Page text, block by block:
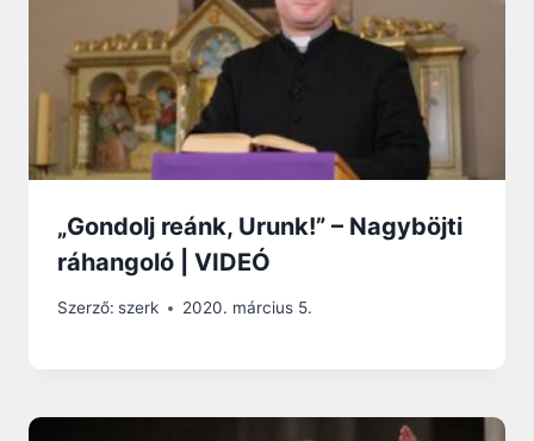
„Gondolj reánk, Urunk!” – Nagyböjti
ráhangoló | VIDEÓ
Szerző: szerk 2020. március 5.